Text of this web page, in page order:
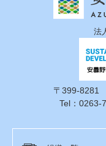
法
〒399-8281
Tel：0263-